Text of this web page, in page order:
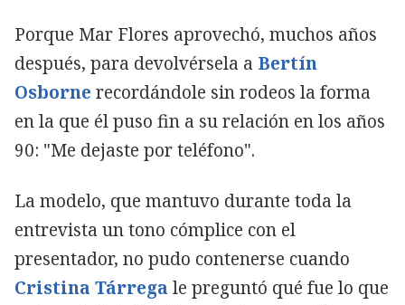
Porque Mar Flores aprovechó, muchos años
después, para devolvérsela a Bertín
Osborne recordándole sin rodeos la forma
en la que él puso fin a su relación en los años
90: "Me dejaste por teléfono".
La modelo, que mantuvo durante toda la
entrevista un tono cómplice con el
presentador, no pudo contenerse cuando
Cristina Tárrega le preguntó qué fue lo que